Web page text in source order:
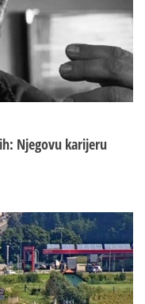
Njegovu karijeru